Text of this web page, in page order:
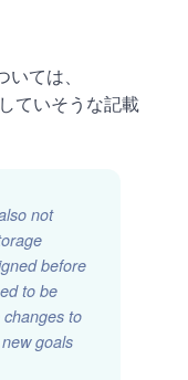
ては、
ていそうな記載
not
before
to be
to
goals